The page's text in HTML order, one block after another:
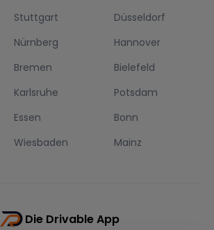
Stuttgart
Düsseldorf
Nürnberg
Hannover
Bremen
Bielefeld
Karlsruhe
Potsdam
Essen
Bonn
Wiesbaden Mainz
Die Drivable App